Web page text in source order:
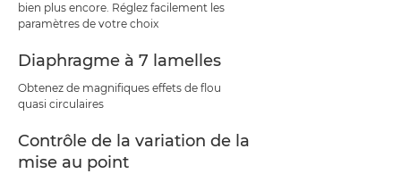
bien plus encore. Réglez facilement les
paramètres de votre choix
Diaphragme à 7 lamelles
Obtenez de magnifiques effets de flou
quasi circulaires
Contrôle de la variation de la
mise au point